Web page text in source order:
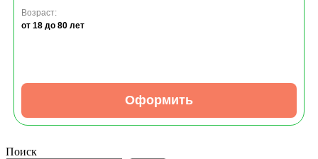
Возраст:
от 18 до 80 лет
Оформить
Поиск